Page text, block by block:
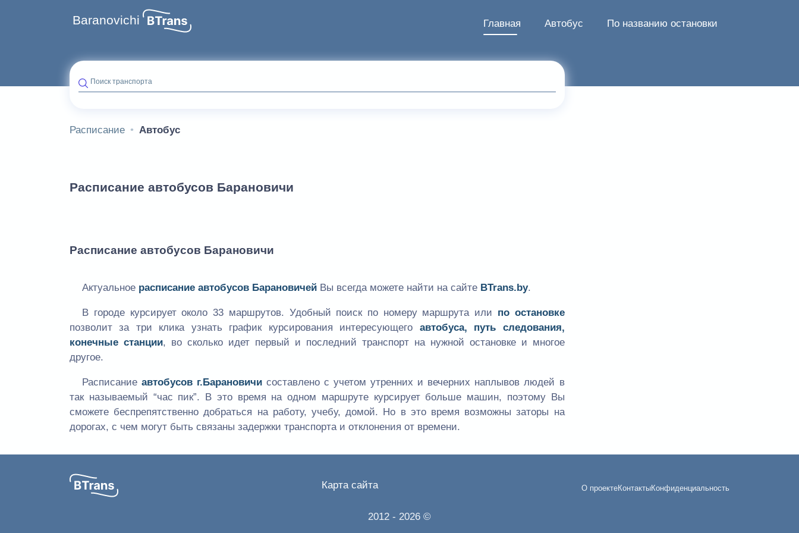
Baranovichi Главная Автобус По названию остановки
Поиск транспорта
Расписание Автобус
Расписание автобусов Барановичи
Расписание автобусов Барановичи
Актуальное расписание автобусов Барановичей Вы всегда можете найти на сайте BTrans.by.
В городе курсирует около 33 маршрутов. Удобный поиск по номеру маршрута или по остановке
позволит за три клика узнать график курсирования интересующего автобуса, путь следования,
конечные станции, во сколько идет первый и последний транспорт на нужной остановке и многое
другое.
Расписаниеавтобусов г.Барановичи составлено с учетом утренних и вечерних наплывов людей в
так называемый “час пик”. В это время на одном маршруте курсирует больше машин, поэтому Вы
сможете беспрепятственно добраться на работу, учебу, домой. Но в это время возможны заторы на
дорогах, с чем могут быть связаны задержки транспорта и отклонения от времени.
Карта сайта О проектеКонтактыКонфиденциальность
2012 - 2026 ©